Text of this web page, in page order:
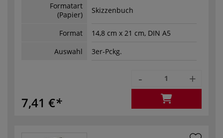
Formatart
(Papier)
Skizzenbuch
Format
14,8 cm x 21 cm, DIN A5
Auswahl
3er-Pckg.
7,41 €
- +